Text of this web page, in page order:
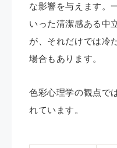
な影響を与えます。
いった清潔感ある中
が、それだけでは冷
場合もあります。
色彩心理学の観点で
れています。